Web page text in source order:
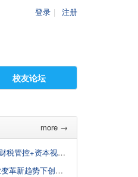
登录 注册
校友论坛
more →
控+资本视角投资
资策略&商业模式创新与设计